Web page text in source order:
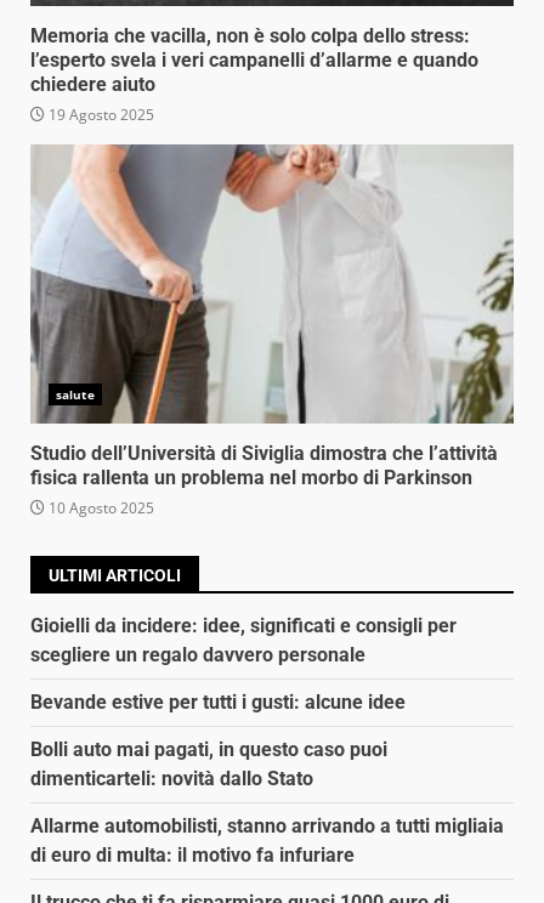
Memoria che vacilla, non è solo colpa dello stress:
l’esperto svela i veri campanelli d’allarme e quando
chiedere aiuto
19 Agosto 2025
salute
Studio dell’Università di Siviglia dimostra che l’attività
fisica rallenta un problema nel morbo di Parkinson
10 Agosto 2025
ULTIMI ARTICOLI
Gioielli da incidere: idee, significati e consigli per
scegliere un regalo davvero personale
Bevande estive per tutti i gusti: alcune idee
Bolli auto mai pagati, in questo caso puoi
dimenticarteli: novità dallo Stato
Allarme automobilisti, stanno arrivando a tutti migliaia
di euro di multa: il motivo fa infuriare